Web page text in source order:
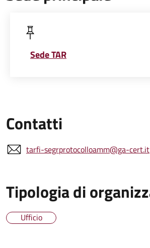
Sede TAR
Contatti
tarfi-segrprotocolloamm@ga-cert.it
Tipologia di
Ufficio